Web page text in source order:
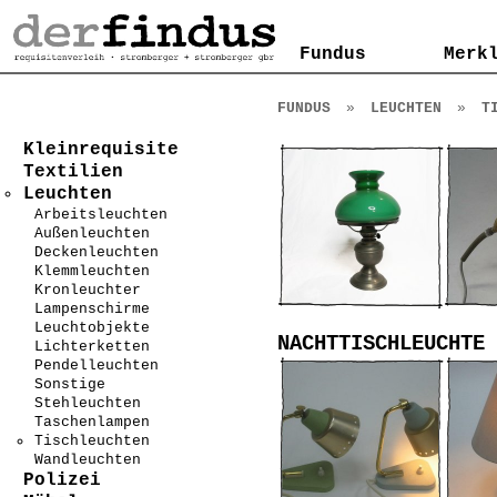
Fundus
Kontakt
AGB
Impressum
Datenschutzerklärung Fundus
Kleinrequisite
Textilien
Leuchten
Arbeitsleuchten
Außenleuchten
Deckenleuchten
Klemmleuchten
Kronleuchter
Lampenschirme
Leuchtobjekte
Lichterketten
Pendelleuchten
Sonstige
Stehleuchten
Taschenlampen
Tischleuchten
Wandleuchten
Polizei
FUNDUS » LEUCHTEN »
NACHTTISCHLEUCHTE